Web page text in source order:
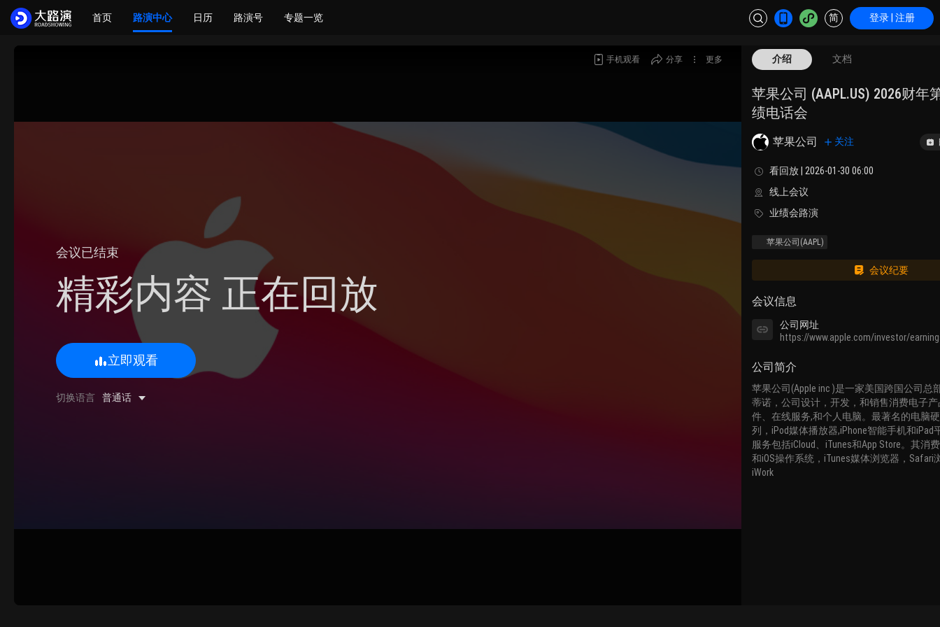
首页 路演中心 日历 路演号 专题一览 简 登录 | 注册
手机观看 分享 更多
会议已结束
精彩内容 正在回放
立即观看
切换语言 普通话
介绍 文档
苹果公司 (AAPL.US) 2026财年
绩电话会
苹果公司 关注
看回放 | 2026-01-30 06:00
线上会议
业绩会路演
苹果公司 (AAPL)
会议纪要
会议信息
公司网址
https://www.apple.com/investor/
公司简介
苹果公司(Apple inc )是一家美国跨国公司总
蒂诺，公司设计，开发，和销售消费电子
件、在线服务,和个人电脑。最著名的电脑
列，iPod媒体播放器,iPhone智能手机和iPad
服务包括iCloud、iTunes和App Store。其消
和iOS操作系统，iTunes媒体浏览器，Safari
iWork
0/500 字